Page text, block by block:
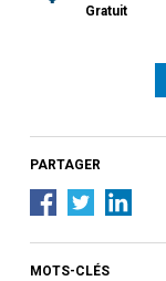
Gratuit
PARTAGER
MOTS-CLÉS